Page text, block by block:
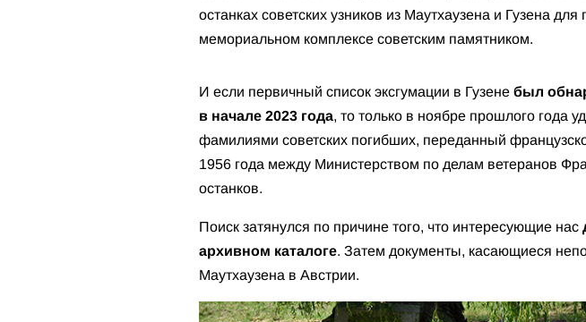
останках советских узников из Маутхаузена и Гузена
мемориальном комплексе советским памятником.
И если первичный список эксгумации в Гузене был
в начале 2023 года, то только в ноябре прошлого года
фамилиями советских погибших, переданный
1956 года между Министерством по делам ветеранов
останков.
Поиск затянулся по причине того, что интересующие нас
архивном каталоге. Затем документы, касающиеся
Маутхаузена в Австрии.